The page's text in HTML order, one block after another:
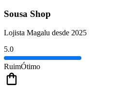
Sousa Shop
Lojista Magalu desde 2025
5.0
RuimÓtimo